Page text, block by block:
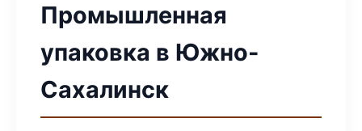
Промышленная
упаковка в Южно-
Сахалинск